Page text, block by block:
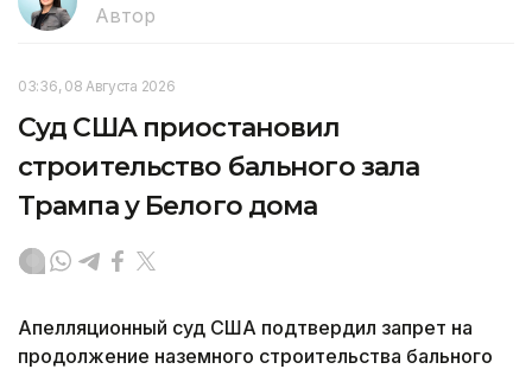
Автор
03:36, 08 Августа 2026
Суд США приостановил
строительство бального зала
Трампа у Белого дома
Апелляционный суд США подтвердил запрет на
продолжение наземного строительства бального